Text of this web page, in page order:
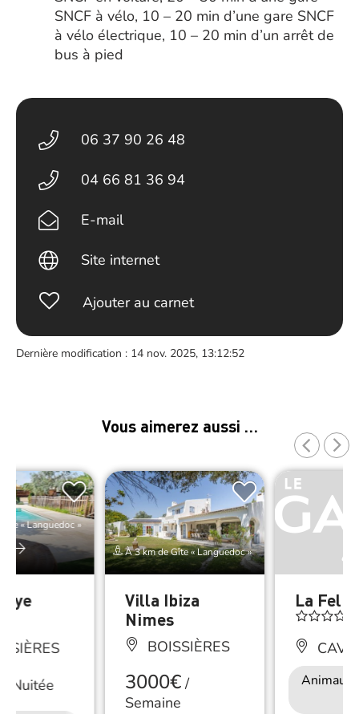
SNCF à vélo, 10 – 20 min d’une gare SNCF
à vélo électrique, 10 – 20 min d’un arrêt de
bus à pied
06 37 90 26 48
04 66 81 36 94
E-mail
Site internet
Ajouter au carnet
Dernière modification : 14 nov. 2025, 13:12:52
Vous aimerez aussi …
« Languedoc »
Nuitée
À 3 km de Gîte « Languedoc »
Villa Ibiza
Nimes
BOISSIÈRES
3000€/
Semaine
La
Animaux